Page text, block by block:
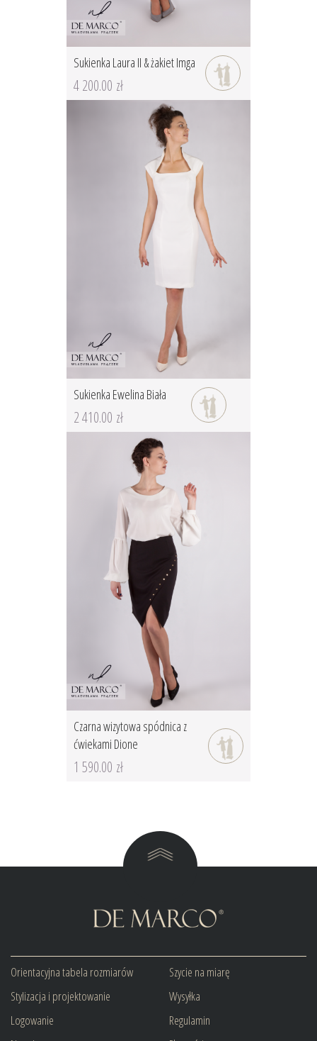
Sukienka Laura II & żakiet Imga
4 200.00 zł
Sukienka Ewelina Biała
2 410.00 zł
Czarna wizytowa spódnica z
ćwiekami Dione
1 590.00 zł
Orientacyjna tabela rozmiarów
Stylizacja i projektowanie
Logowanie
Szycie na miarę
Wysyłka
Regulamin